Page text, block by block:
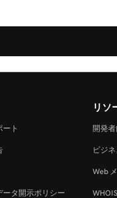
ート
ータ開示ポリシー
リソ
開発
ビジ
Web
WHOIS